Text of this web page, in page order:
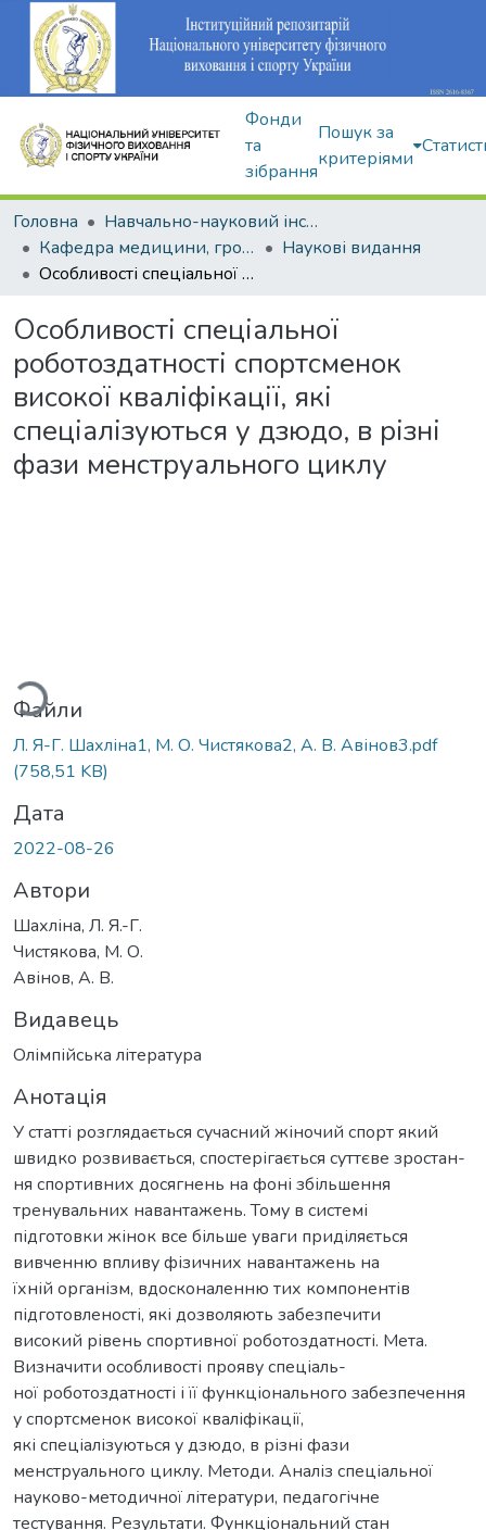
Фонди
та
зібрання
Пошук за
критеріями
Головна
Навчально-науковий інститут здоров'я, реабілітації та фізичного виховання
Кафедра медицини, громадського здоров'я та екології спорту
Наукові видання
Особливості спеціальної роботоздатності спортсменок високої кваліфікації, які спеціалізуються у дзюдо, в різні фази менструального циклу
Особливості спеціальної
роботоздатності спортсменок
високої кваліфікації, які
спеціалізуються у дзюдо, в різні
фази менструального циклу
Файли
Л. Я-Г. Шахліна1, М. О. Чистякова2, А. В. Авінов3.pdf
(758,51 KB)
Дата
2022-08-26
Автори
Шахліна, Л. Я.-Г.
Чистякова, М. О.
Авінов, А. В.
Видавець
Олімпійська література
Анотація
У статті розглядається сучасний жіночий спорт який
швидко розвивається, спостерігається суттєве зростан-
ня спортивних досягнень на фоні збільшення
тренувальних навантажень. Тому в системі
підготовки жінок все більше уваги приділяється
вивченню впливу фізичних навантажень на
їхній організм, вдосконаленню тих компонентів
підготовленості, які дозволяють забезпечити
високий рівень спортивної роботоздатності. Мета.
Визначити особливості прояву спеціаль-
ної роботоздатності і її функціонального забезпечення
у спортсменок високої кваліфікації,
які спеціалізуються у дзюдо, в різні фази
менструального циклу. Методи. Аналіз спеціальної
науково-методичної літератури, педагогічне
тестування. Результати. Функціональний стан